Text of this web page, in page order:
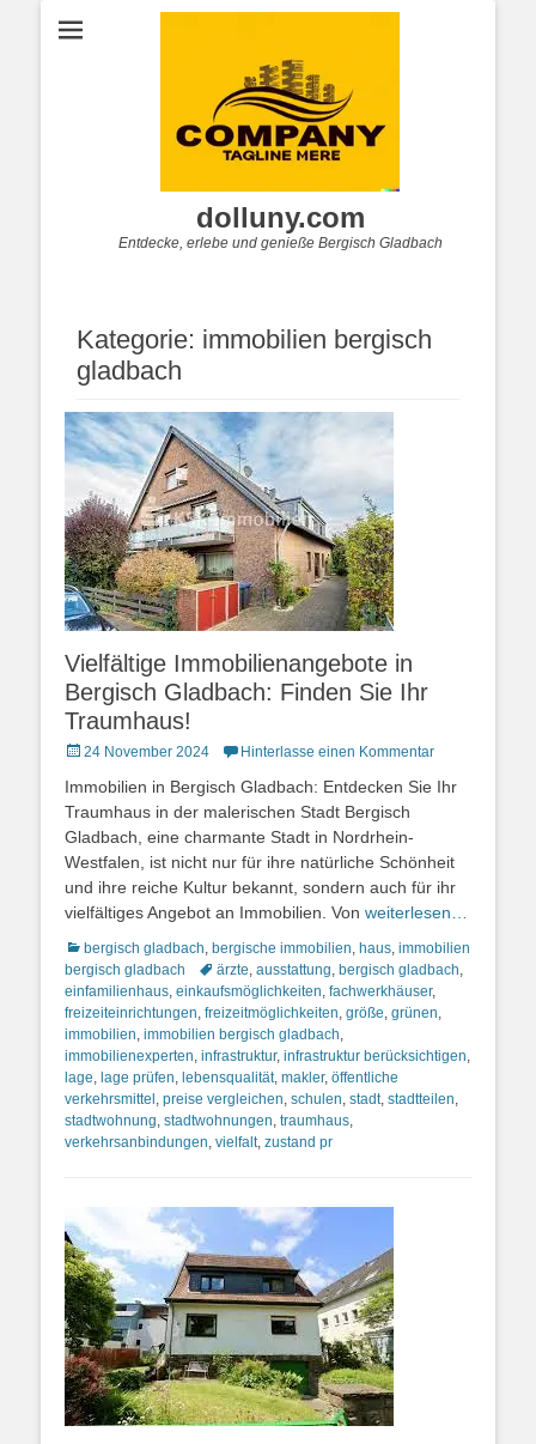
dolluny.com
Entdecke, erlebe und genieße Bergisch Gladbach
Kategorie: immobilien bergisch
gladbach
Vielfältige Immobilienangebote in
Bergisch Gladbach: Finden Sie Ihr
Traumhaus!
Posted
24 November 2024 Hinterlasse einen Kommentar
Immobilien in Bergisch Gladbach: Entdecken Sie Ihr
Traumhaus in der malerischen Stadt Bergisch
Gladbach, eine charmante Stadt in Nordrhein-
Westfalen, ist nicht nur für ihre natürliche Schönheit
und ihre reiche Kultur bekannt, sondern auch für ihr
vielfältiges Angebot an Immobilien. Von weiterlesen…
Kategorien
bergisch gladbach, bergische immobilien, haus, immobilien
bergisch gladbach
Schlagworte
ärzte, ausstattung, bergisch gladbach,
einfamilienhaus, einkaufsmöglichkeiten, fachwerkhäuser,
freizeiteinrichtungen, freizeitmöglichkeiten, größe, grünen,
immobilien, immobilien bergisch gladbach,
immobilienexperten, infrastruktur, infrastruktur berücksichtigen,
lage, lage prüfen, lebensqualität, makler, öffentliche
verkehrsmittel , preise vergleichen, schulen, stadt, stadtteilen,
stadtwohnung, stadtwohnungen, traumhaus,
verkehrsanbindungen, vielfalt, zustand pr